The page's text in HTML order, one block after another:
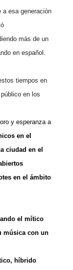
a esa generación
más de un
en español.
tiempos en
en los
y esperanza a
en el
ciudad en el
en el ámbito
el mítico
música con un
híbrido